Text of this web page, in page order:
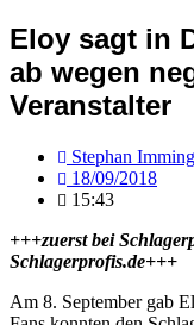
Eloy sagt in
ab wegen
Veranstalter
Stephan Imming
18/09/2018
15:43
+++zuerst bei
Schlagerprofis.de+++
Am 8. September gab